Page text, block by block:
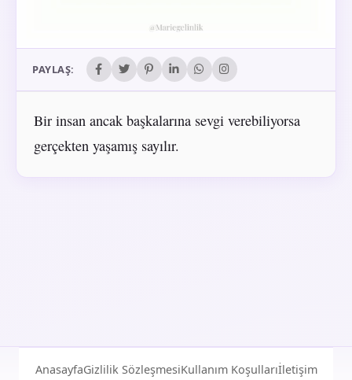
PAYLAŞ:
Bir insan ancak başkalarına sevgi verebiliyorsa
gerçekten yaşamış sayılır.
AnasayfaGizlilik SözleşmesiKullanım Koşullarıİletişim